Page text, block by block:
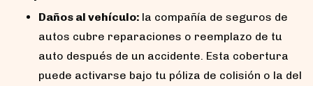
Daños al vehículo: la compañía de seguros de
autos cubre reparaciones o reemplazo de tu
auto después de un accidente. Esta cobertura
puede activarse bajo tu póliza de colisión o la del